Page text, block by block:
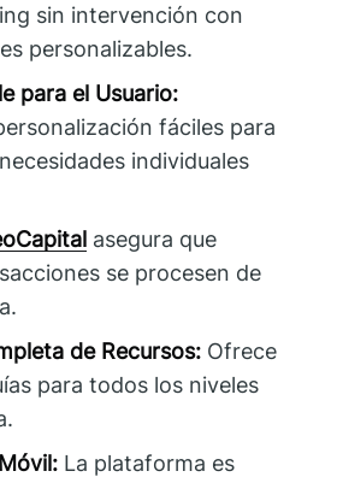
sin intervención con
personalizables.
para el Usuario:
fáciles para
individuales
asegura que
se procesen de
de Recursos: Ofrece
para todos los niveles
La plataforma es